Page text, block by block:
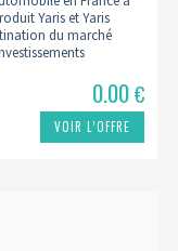
Yaris et Yaris
du marché
0.00€
VOIR L’OFFRE